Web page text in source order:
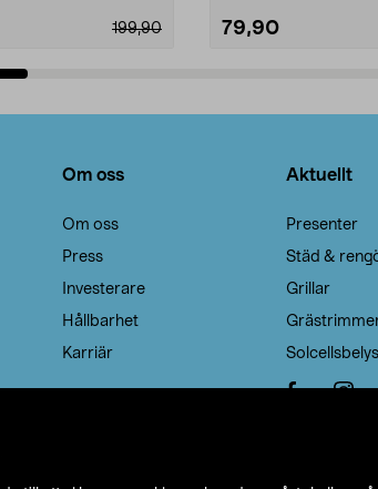
199,90 79,90
Om oss
Om oss
Press
Investerare
Hållbarhet
Karriär
Aktuellt
Presenter
Städ &
Grillar